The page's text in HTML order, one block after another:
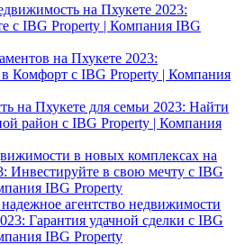
на Пхукете 2023:
с IBG Property | Компания IBG
на Пхукете 2023:
Комфорт с IBG Property | Компания
на Пхукете для семьи 2023: Найти
район с IBG Property | Компания
в новых комплексах на
Инвестируйте в свою мечту с IBG
IBG Property
агентство недвижимости
Гарантия удачной сделки с IBG
IBG Property